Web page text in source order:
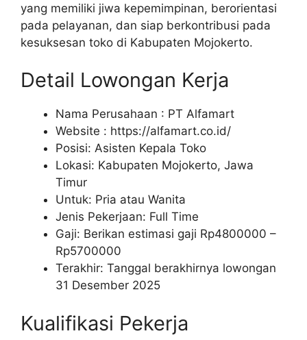
yang memiliki jiwa kepemimpinan, berorientasi
pada pelayanan, dan siap berkontribusi pada
kesuksesan toko di Kabupaten Mojokerto.
Detail Lowongan Kerja
Nama Perusahaan : PT Alfamart
Website : https://alfamart.co.id/
Posisi: Asisten Kepala Toko
Lokasi: Kabupaten Mojokerto, Jawa
Timur
Untuk: Pria atau Wanita
Jenis Pekerjaan: Full Time
Gaji: Berikan estimasi gaji Rp4800000 –
Rp5700000
Terakhir: Tanggal berakhirnya lowongan
31 Desember 2025
Kualifikasi Pekerja